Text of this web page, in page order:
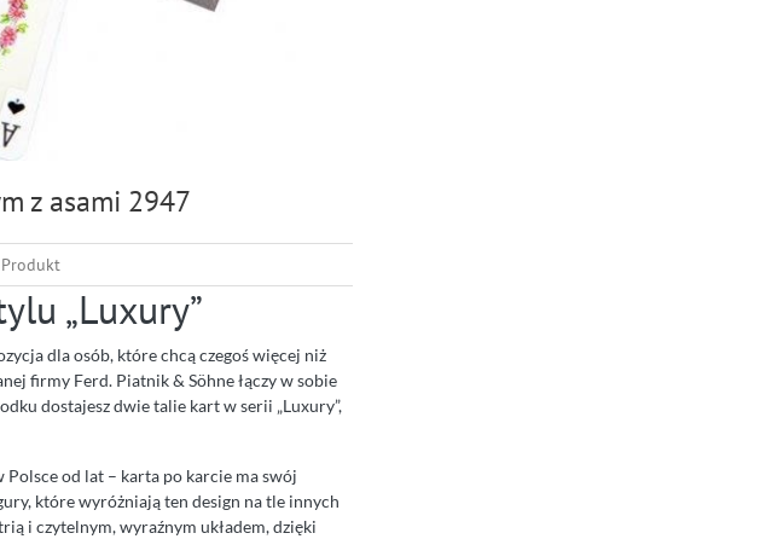
z asami 2947
Produkt
„Luxury”
dla osób, które chcą czegoś więcej niż
firmy Ferd. Piatnik & Söhne łączy w sobie
dostajesz dwie talie kart w serii „Luxury”,
od lat – karta po karcie ma swój
które wyróżniają ten design na tle innych
i czytelnym, wyraźnym układem, dzięki